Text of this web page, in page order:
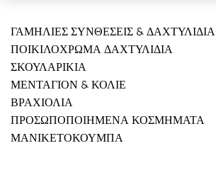
ΓΑΜΗΛΙΕΣ ΣΥΝΘΕΣΕΙΣ & ΔΑΧΤΥΛΙΔΙΑ
ΠΟΙΚΙΛΟΧΡΩΜΑ ΔΑΧΤΥΛΙΔΙΑ
ΣΚΟΥΛΑΡΙΚΙΑ
ΜΕΝΤΑΓΙΟΝ & ΚΟΛΙΕ
ΒΡΑΧΙΟΛΙΑ
ΠΡΟΣΩΠΟΠΟΙΗΜΕΝΑ ΚΟΣΜΗΜΑΤΑ
ΜΑΝΙΚΕΤΟΚΟΥΜΠΑ